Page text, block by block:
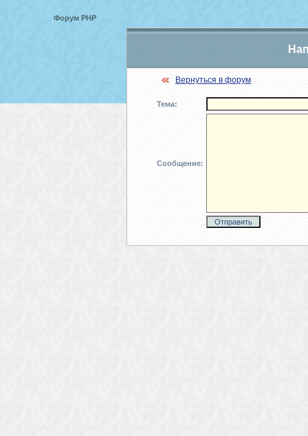
Форум PHP
Вернуться в форум
Тема:
Сообщение: